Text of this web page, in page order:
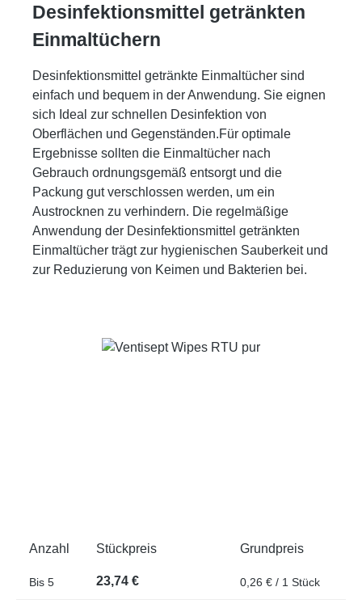
Desinfektionsmittel getränkten
Einmaltüchern
Desinfektionsmittel getränkte Einmaltücher sind
einfach und bequem in der Anwendung. Sie eignen
sich Ideal zur schnellen Desinfektion von
Oberflächen und Gegenständen.Für optimale
Ergebnisse sollten die Einmaltücher nach
Gebrauch ordnungsgemäß entsorgt und die
Packung gut verschlossen werden, um ein
Austrocknen zu verhindern. Die regelmäßige
Anwendung der Desinfektionsmittel getränkten
Einmaltücher trägt zur hygienischen Sauberkeit und
zur Reduzierung von Keimen und Bakterien bei.
Bildergalerie überspringen
Anzahl Stückpreis Grundpreis
Bis 5 23,74 € 0,26 € / 1 Stück